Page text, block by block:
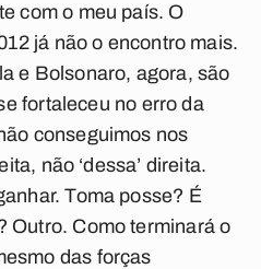
com o meu país. O
já não o encontro mais.
e Bolsonaro, agora, são
fortaleceu no erro da
conseguimos nos
não ‘dessa’ direita.
Toma posse? É
Outro. Como terminará o
das forças